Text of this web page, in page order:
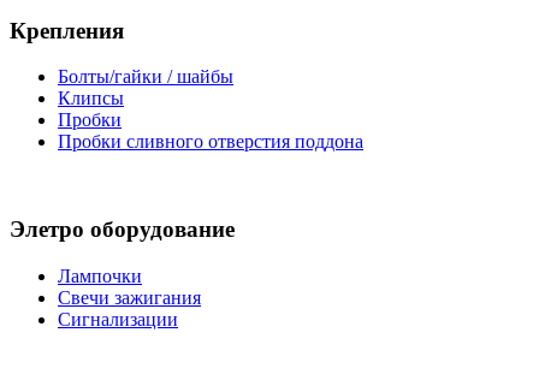
Крепления
Болты/гайки / шайбы
Клипсы
Пробки
Пробки сливного отверстия поддона
Элетро оборудование
Лампочки
Свечи зажигания
Сигнализации